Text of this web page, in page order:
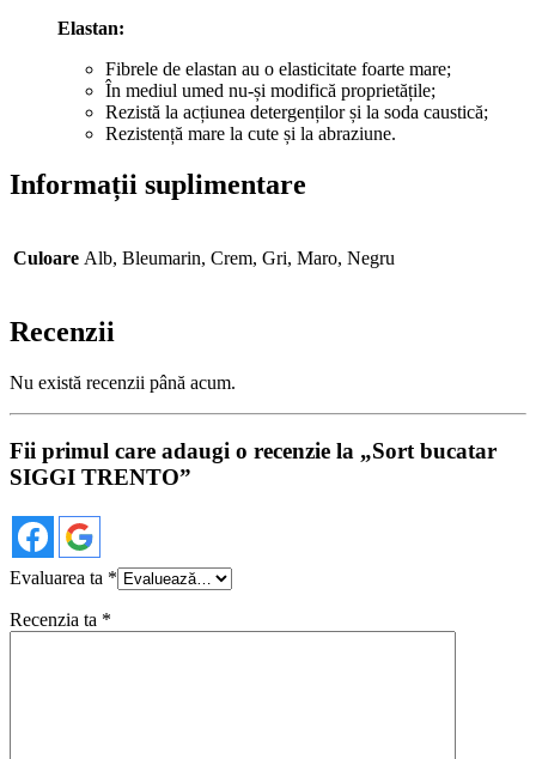
Elastan:
Fibrele de elastan au o elasticitate foarte mare;
În mediul umed nu-și modifică proprietățile;
Rezistă la acțiunea detergenților și la soda caustică;
Rezistență mare la cute și la abraziune.
Informații suplimentare
Culoare Alb, Bleumarin, Crem, Gri, Maro, Negru
Recenzii
Nu există recenzii până acum.
Fii primul care adaugi o recenzie la „Sort bucatar
SIGGI TRENTO”
Evaluarea ta *
Recenzia ta *